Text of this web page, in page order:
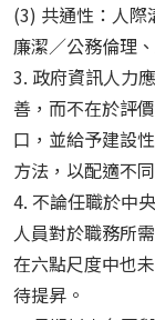
(3) 共通性：人際
廉潔／公務倫理
3. 政府資訊人力
善，而不在於評
口，並給予建設
方法，以配適不
4. 不論任職於中
人員對於職務所
在六點尺度中也
待提昇。